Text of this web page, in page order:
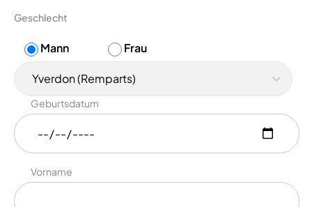
Geschlecht
Mann Frau
Yverdon (Remparts)
Geburtsdatum
Vorname